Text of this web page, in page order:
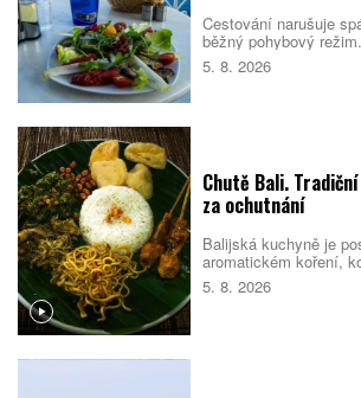
Cestování narušuje
běžný pohybový
prostředí a nabitý
riziko, že se člověk
5. 8. 2026
Chutě Bali.
za ochutnání
Balijská kuchyně je
aromatickém koření,
chilli a pomalé
lístcích se střídají
5. 8. 2026